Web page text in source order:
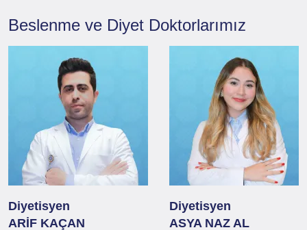
Beslenme ve Diyet Doktorlarımız
Diyetisyen
ARİF KAÇAN
Diyetisyen
ASYA NAZ AL